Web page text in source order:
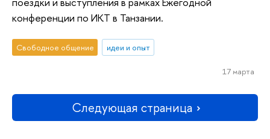
конференции по ИКТ в Танзании.
Свободное общение идеи и опыт
17 марта
Следующая страница